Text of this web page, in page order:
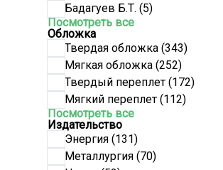
Бадагуев Б.Т. (5)
Посмотреть все
Обложка
Твердая обложка (343)
Мягкая обложка (252)
Твердый переплет (172)
Мягкий переплет (112)
Посмотреть все
Издательство
Энергия (131)
Металлургия (70)